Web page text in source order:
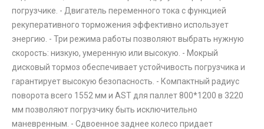
погрузчике. - Двигатель переменного тока с функцией
рекуперативного торможения эффективно использует
энергию. - Три режима работы позволяют выбрать нужную
скорость: низкую, умеренную или высокую. - Мокрый
дисковый тормоз обеспечивает устойчивость погрузчика и
гарантирует высокую безопасность. - Компактный радиус
поворота всего 1552 мм и AST для паллет 800*1200 в 3220
мм позволяют погрузчику быть исключительно
маневренным. - Сдвоенное заднее колесо придает